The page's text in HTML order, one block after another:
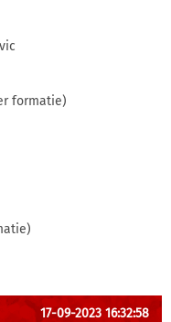
formatie)
17-09-2023 16:32:58